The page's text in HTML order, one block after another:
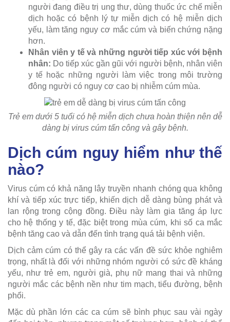
người đang điều trị ung thư, dùng thuốc ức chế miễn
dịch hoặc có bệnh lý tự miễn dịch có hệ miễn dịch
yếu, làm tăng nguy cơ mắc cúm và biến chứng nặng
hơn.
Nhân viên y tế và những người tiếp xúc với bệnh
nhân: Do tiếp xúc gần gũi với người bệnh, nhân viên
y tế hoặc những người làm việc trong môi trường
đông người có nguy cơ cao bị nhiễm cúm mùa.
Trẻ em dưới 5 tuổi có hệ miễn dịch chưa hoàn thiện nên dễ
dàng bị virus cúm tấn công và gây bệnh.
Dịch cúm nguy hiểm như thế
nào?
Virus cúm có khả năng lây truyền nhanh chóng qua không
khí và tiếp xúc trực tiếp, khiến dịch dễ dàng bùng phát và
lan rộng trong cộng đồng. Điều này làm gia tăng áp lực
cho hệ thống y tế, đặc biệt trong mùa cúm, khi số ca mắc
bệnh tăng cao và dẫn đến tình trạng quá tải bệnh viện.
Dịch cảm cúm có thể gây ra các vấn đề sức khỏe nghiêm
trọng, nhất là đối với những nhóm người có sức đề kháng
yếu, như trẻ em, người già, phụ nữ mang thai và những
người mắc các bệnh nền như tim mạch, tiểu đường, bệnh
phổi.
Mặc dù phần lớn các ca cúm sẽ bình phục sau vài ngày